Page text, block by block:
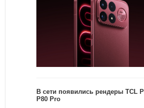
В сети появились рендеры TCL
P80 Pro